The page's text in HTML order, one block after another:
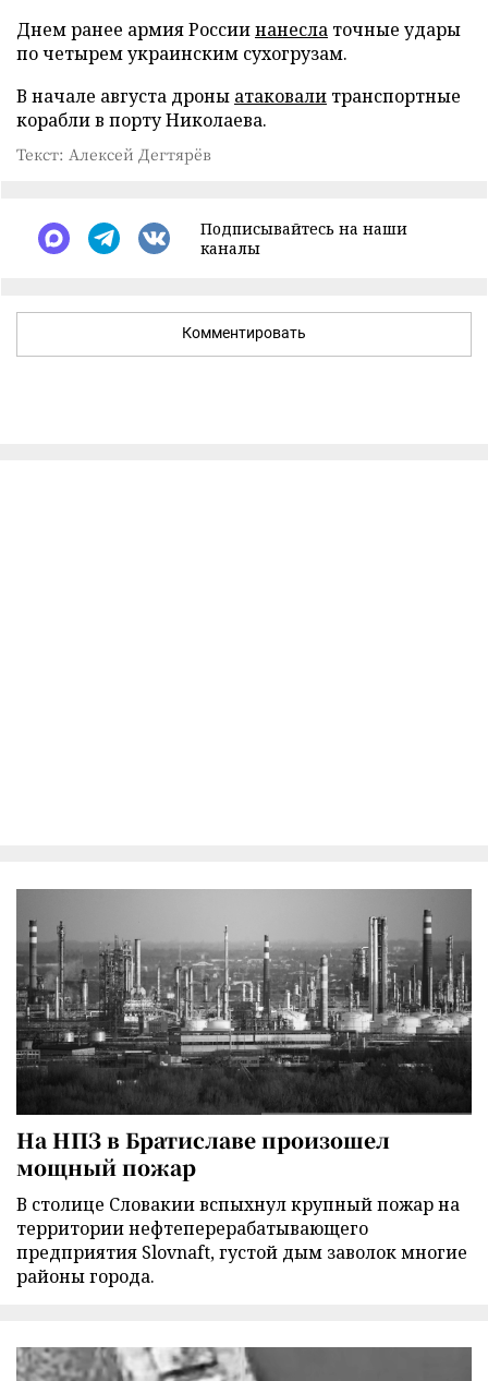
Днем ранее армия Россиинанесла точные удары
по четырем украинским сухогрузам.
В начале августа дроны атаковали транспортные
корабли в порту Николаева.
Текст: Алексей Дегтярёв
Подписывайтесь на наши
каналы
Комментировать
На НПЗ в Братиславе произошел
мощный пожар
В столице Словакии вспыхнул крупный пожар на
территории нефтеперерабатывающего
предприятия Slovnaft, густой дым заволок многие
районы города.